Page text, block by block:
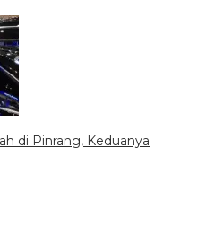
di Pinrang, Keduanya